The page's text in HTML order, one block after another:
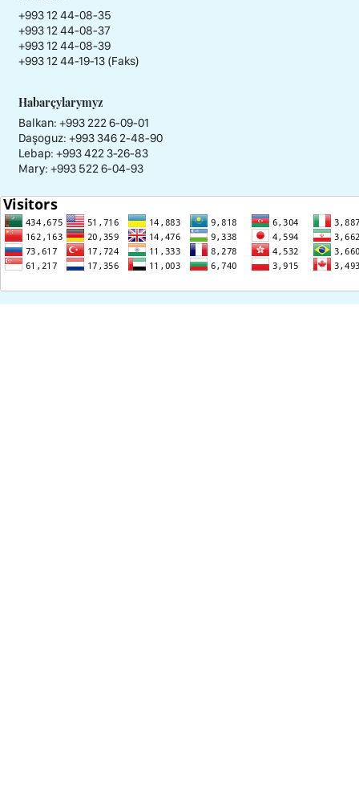
+993 12 44-08-35
+993 12 44-08-37
+993 12 44-08-39
+993 12 44-19-13 (Faks)
Habarçylarymyz
Balkan: +993 222 6-09-01
Daşoguz: +993 346 2-48-90
Lebap: +993 422 3-26-83
Mary: +993 522 6-04-93